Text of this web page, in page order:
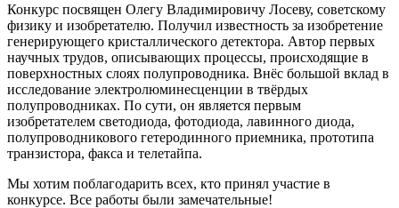
Конкурс посвящен Олегу Владимировичу Лосеву, советскому
физику и изобретателю. Получил известность за изобретение
генерирующего кристаллического детектора. Автор первых
научных трудов, описывающих процессы, происходящие в
поверхностных слоях полупроводника. Внёс большой вклад в
исследование электролюминесценции в твёрдых
полупроводниках. По сути, он является первым
изобретателем светодиода, фотодиода, лавинного диода,
полупроводникового гетеродинного приемника, прототипа
транзистора, факса и телетайпа.
Мы хотим поблагодарить всех, кто принял участие в
конкурсе. Все работы были замечательные!